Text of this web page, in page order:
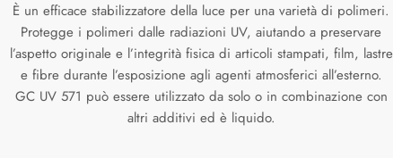
È un efficace stabilizzatore della luce per una varietà di polimeri.
Protegge i polimeri dalle radiazioni UV, aiutando a preservare
l’aspetto originale e l’integrità fisica di articoli stampati, film, lastre
e fibre durante l’esposizione agli agenti atmosferici all’esterno.
GC UV 571 può essere utilizzato da solo o in combinazione con
altri additivi ed è liquido.